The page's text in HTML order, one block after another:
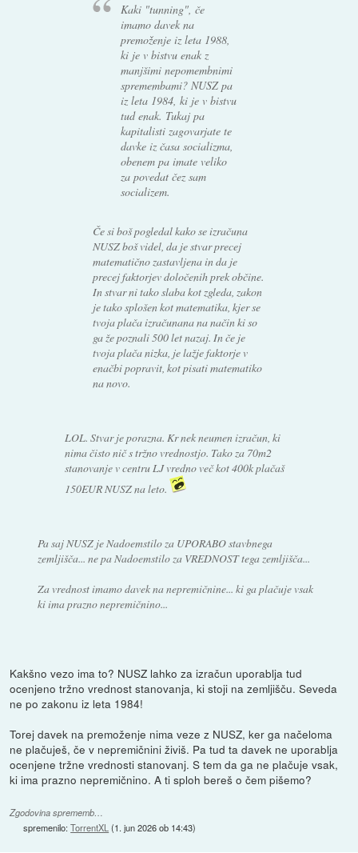
Kaki "tunning", če
imamo davek na
premoženje iz leta 1988,
ki je v bistvu enak z
manjšimi nepomembnimi
spremembami? NUSZ pa
iz leta 1984, ki je v bistvu
tud enak. Tukaj pa
kapitalisti zagovarjate te
davke iz časa socializma,
obenem pa imate veliko
za povedat čez sam
socializem.
Če si boš pogledal kako se izračuna
NUSZ boš videl, da je stvar precej
matematično zastavljena in da je
precej faktorjev določenih prek občine.
In stvar ni tako slaba kot zgleda, zakon
je tako splošen kot matematika, kjer se
tvoja plača izračunana na način ki so
ga že poznali 500 let nazaj. In če je
tvoja plača nizka, je lažje faktorje v
enačbi popravit, kot pisati matematiko
na novo.
LOL. Stvar je porazna. Kr nek neumen izračun, ki
nima čisto nič s tržno vrednostjo. Tako za 70m2
stanovanje v centru LJ vredno več kot 400k plačaš
150EUR NUSZ na leto.
Pa saj NUSZ je Nadoemstilo za UPORABO stavbnega
zemljišča... ne pa Nadoemstilo za VREDNOST tega zemljišča...
Za vrednost imamo davek na nepremičnine... ki ga plačuje vsak
ki ima prazno nepremičnino...
Kakšno vezo ima to? NUSZ lahko za izračun uporablja tud
ocenjeno tržno vrednost stanovanja, ki stoji na zemljišču. Seveda
ne po zakonu iz leta 1984!
Torej davek na premoženje nima veze z NUSZ, ker ga načeloma
ne plačuješ, če v nepremičnini živiš. Pa tud ta davek ne uporablja
ocenjene tržne vrednosti stanovanj. S tem da ga ne plačuje vsak,
ki ima prazno nepremičnino. A ti sploh bereš o čem pišemo?
Zgodovina sprememb…
spremenilo:TorrentXL (1. jun 2026 ob 14:43)